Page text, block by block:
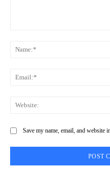
Save my name, email, and website